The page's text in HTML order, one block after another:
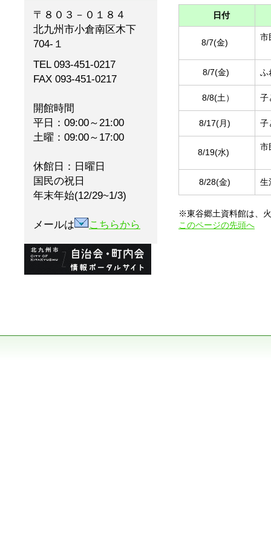
日付
8/7(金)
市
8/7(金) ふ
8/8(土） 子
8/17(月) 子
8/19(水)
市
8/28(金) 生
※東谷郷土資料館は、
このページの先頭へ
〒８０３－０１８４
北九州市小倉南区木下
704-１
TEL 093-451-0217
FAX 093-451-0217
開館時間
平日：09:00～21:00
土曜：09:00～17:00
休館日：日曜日
国民の祝日
年末年始(12/29~1/3)
メールは こちらから